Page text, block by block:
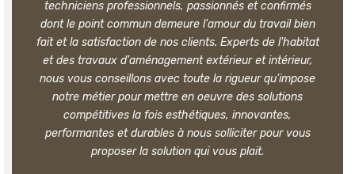
techniciens professionnels, passionnés et confirmés
dont le point commun demeure l'amour du travail bien
fait et la satisfaction de nos clients. Experts de l'habitat
et des travaux d'aménagement extérieur et intérieur,
nous vous conseillons avec toute la rigueur qu'impose
notre métier pour mettre en oeuvre des solutions
compétitives la fois esthétiques, innovantes,
performantes et durables à nous solliciter pour vous
proposer la solution qui vous plait.